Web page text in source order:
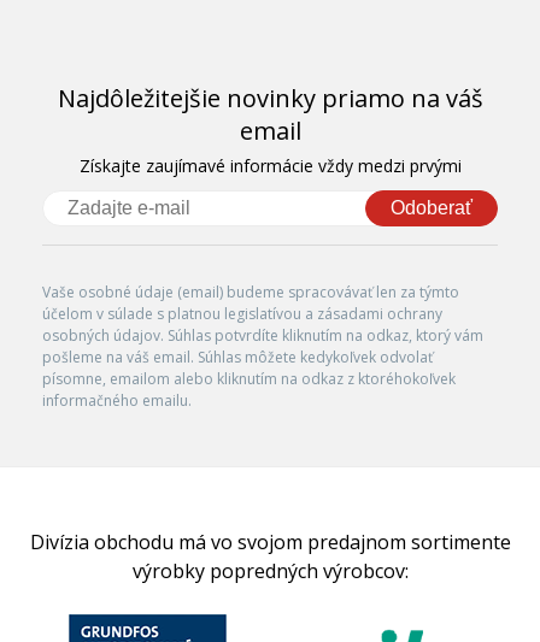
Najdôležitejšie novinky priamo na váš
email
Získajte zaujímavé informácie vždy medzi prvými
Odoberať
Vaše osobné údaje (email) budeme spracovávať len za týmto
účelom v súlade s platnou legislatívou a zásadami ochrany
osobných údajov. Súhlas potvrdíte kliknutím na odkaz, ktorý vám
pošleme na váš email. Súhlas môžete kedykoľvek odvolať
písomne, emailom alebo kliknutím na odkaz z ktoréhokoľvek
informačného emailu.
Divízia obchodu má vo svojom predajnom sortimente
výrobky popredných výrobcov: